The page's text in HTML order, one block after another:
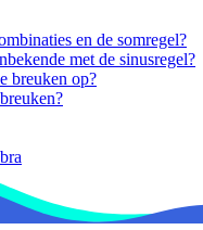
en de somregel?
met de sinusregel?
breuken op?